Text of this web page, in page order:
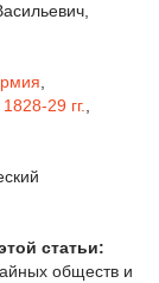
,
29 гг.,
статьи:
обществ и